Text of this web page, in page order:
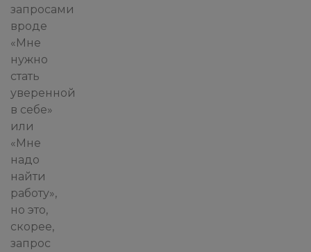
запросами
вроде
«Мне
нужно
стать
уверенной
в себе»
или
«Мне
надо
найти
работу»,
но это,
скорее,
запрос